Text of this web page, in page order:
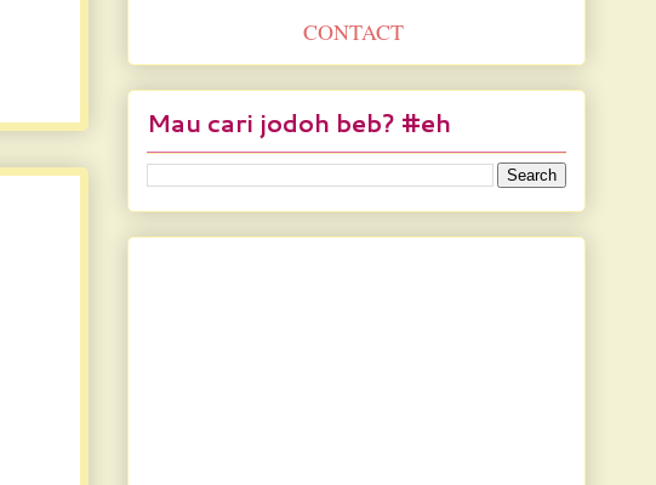
CONTACT
Mau cari jodoh beb? #eh